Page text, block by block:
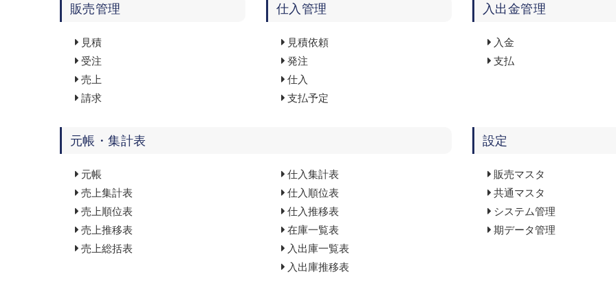
販売管理
見積
受注
売上
請求
仕入管理
見積依頼
発注
仕入
支払予定
入出金管理
入金
支払
元帳・集計表
元帳
売上集計表
売上順位表
売上推移表
売上総括表
仕入集計表
仕入順位表
仕入推移表
在庫一覧表
入出庫一覧表
入出庫推移表
設定
販売マスタ
共通マスタ
システム管理
期データ管理